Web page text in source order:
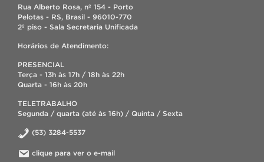
Rua Alberto Rosa, nº 154 - Porto
Pelotas - RS, Brasil - 96010-770
2º piso - Sala Secretaria Unificada
Horários de Atendimento:
PRESENCIAL
Terça - 13h às 17h / 18h às 22h
Quarta - 16h às 20h
TELETRABALHO
Segunda / quarta (até às 16h) / Quinta / Sexta
(53) 3284-5537
clique para ver o e-mail